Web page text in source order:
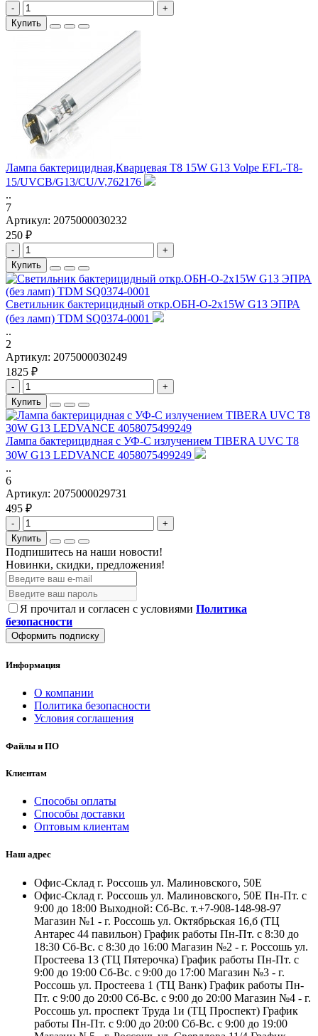
-
+
Купить
Лампа бактерицидная,Кварцевая T8 15W G13 Volpe EFL-T8-
15/UVCB/G13/CU/V,762176
..
7
Артикул: 2075000030232
250 ₽
-
+
Купить
Светильник бактерицидный откр.ОБН-О-2х15W G13 ЭПРА
(без ламп) TDM SQ0374-0001
..
2
Артикул: 2075000030249
1825 ₽
-
+
Купить
Лампа бактерицидная с УФ-С излучением TIBERA UVC T8
30W G13 LEDVANCE 4058075499249
..
6
Артикул: 2075000029731
495 ₽
-
+
Купить
Подпишитесь на наши новости!
Новинки, скидки, предложения!
Я прочитал и согласен с условиями Политика
безопасности
Оформить подписку
Информация
О компании
Политика безопасности
Условия соглашения
Файлы и ПО
Клиентам
Способы оплаты
Способы доставки
Оптовым клиентам
Наш адрес
Офис-Склад г. Россошь ул. Малиновского, 50Е
Офис-Склад г. Россошь ул. Малиновского, 50Е Пн-Пт. с
9:00 до 18:00 Выходной: Сб-Вс. т.+7-908-148-98-97
Магазин №1 - г. Россошь ул. Октябрьская 16,б (ТЦ
Антарес 44 павильон) График работы Пн-Пт. с 8:30 до
18:30 Сб-Вс. с 8:30 до 16:00 Магазин №2 - г. Россошь ул.
Простеева 13 (ТЦ Пятерочка) График работы Пн-Пт. с
9:00 до 19:00 Сб-Вс. с 9:00 до 17:00 Магазин №3 - г.
Россошь ул. Простеева 1 (ТЦ Ванк) График работы Пн-
Пт. с 9:00 до 20:00 Сб-Вс. с 9:00 до 20:00 Магазин №4 - г.
Россошь ул. проспект Труда 1и (ТЦ Проспект) График
работы Пн-Пт. с 9:00 до 20:00 Сб-Вс. с 9:00 до 19:00